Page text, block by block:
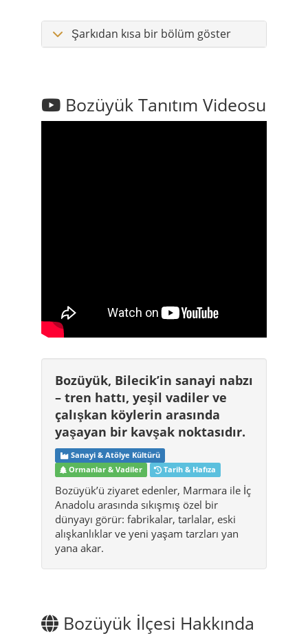
Şarkıdan kısa bir bölüm göster
Bozüyük Tanıtım Videosu
Bozüyük, Bilecik’in sanayi nabzı
– tren hattı, yeşil vadiler ve
çalışkan köylerin arasında
yaşayan bir kavşak noktasıdır.
Sanayi & Atölye Kültürü
Ormanlar & Vadiler
Tarih & Hafıza
Bozüyük’ü ziyaret edenler, Marmara ile İç
Anadolu arasında sıkışmış özel bir
dünyayı görür: fabrikalar, tarlalar, eski
alışkanlıklar ve yeni yaşam tarzları yan
yana akar.
Bozüyük İlçesi Hakkında